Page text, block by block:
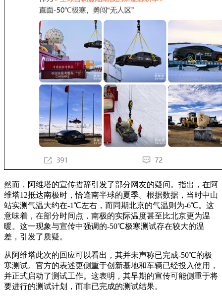
然而，阿维塔的宣传措辞引发了部分网友的疑问。指出，在阿
维塔12抵达南极时，恰逢南半球的夏季。根据数据，当时中山
站实测气温大约在-1℃左右，而同期北京的气温则为-6℃。这
意味着，在部分时间点，南极的实际温度甚至比北京更为温
暖。这一现象与宣传中强调的-50℃极寒测试存在较大的温
差，引发了质疑。
从阿维塔此次的回应可以看出，其并未声称已完成-50℃的极
寒测试。官方的表述更侧重于创新基地和车辆已经投入使用，
并正式启动了测试工作。这表明，其早期的宣传可能侧重于将
要进行的测试计划，而非已完成的测试结果。